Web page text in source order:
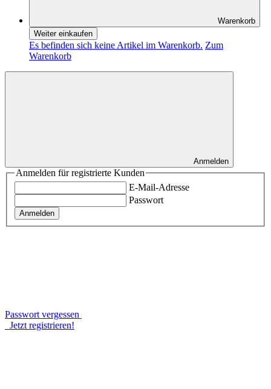
Warenkorb
Weiter einkaufen
Es befinden sich keine Artikel im Warenkorb. Zum
Warenkorb
Anmelden
Anmelden für registrierte Kunden
E-Mail-Adresse
Passwort
Anmelden
Passwort vergessen
Jetzt registrieren!